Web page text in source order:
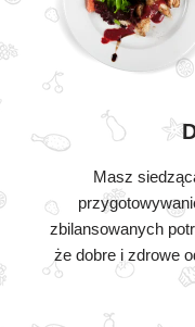
Masz
zbilansowanych
że dobre i zdrowe